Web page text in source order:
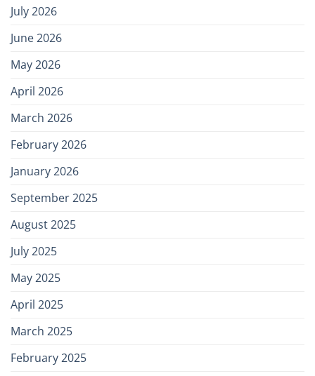
July 2026
June 2026
May 2026
April 2026
March 2026
February 2026
January 2026
September 2025
August 2025
July 2025
May 2025
April 2025
March 2025
February 2025